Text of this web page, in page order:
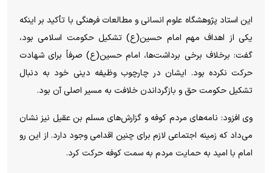
این استاد پژوهشگاه علوم انسانی و مطالعات فرهنگی با تأکید بر اینکه
یکی از اهداف مهم امام حسین(ع) تشکیل حکومت اسلامی بود،
گفت: برخلاف برخی برداشت‌ها، امام حسین(ع) صرفاً برای شهادت
حرکت نکرده بود. ایشان در چارچوب وظیفه دینی خود به دنبال
تشکیل حکومت حق و بازگرداندن خلافت به مسیر اصلی آن بود.
وی افزود: نامه‌های مردم کوفه و گزارش‌های مسلم بن عقیل نیز نشان
می‌داد که زمینه اجتماعی لازم برای چنین اقدامی وجود دارد. از این رو
امام با امید به حمایت مردم به سمت کوفه حرکت کرد.